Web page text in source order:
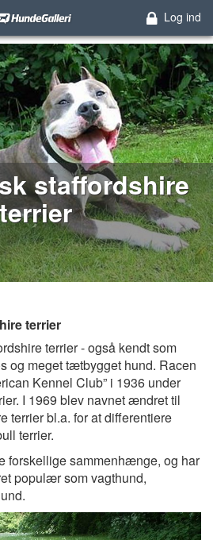
Log ind
staffordshire
terrier
terrier
terrier - også kendt som
og meget tætbygget hund. Racen
Kennel Club” i 1936 under
I 1969 blev navnet ændret til
terrier bl.a. for at differentiere
terrier.
forskellige sammenhænge, og har
populær som vagthund,